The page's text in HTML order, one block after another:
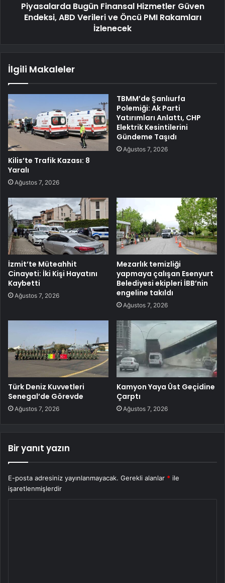
Piyasalarda Bugün Finansal Hizmetler Güven
Endeksi, ABD Verileri ve Öncü PMI Rakamları
İzlenecek
İlgili Makaleler
Kilis’te Trafik Kazası: 8
Yaralı
Ağustos 7, 2026
TBMM’de Şanlıurfa
Polemiği: Ak Parti
Yatırımları Anlattı, CHP
Elektrik Kesintilerini
Gündeme Taşıdı
Ağustos 7, 2026
İzmit’te Müteahhit
Cinayeti: İki Kişi Hayatını
Kaybetti
Ağustos 7, 2026
Mezarlık temizliği
yapmaya çalışan Esenyurt
Belediyesi ekipleri İBB’nin
engeline takıldı
Ağustos 7, 2026
Türk Deniz Kuvvetleri
Senegal’de Görevde
Ağustos 7, 2026
Kamyon Yaya Üst Geçidine
Çarptı
Ağustos 7, 2026
Bir yanıt yazın
E-posta adresiniz yayınlanmayacak. Gerekli alanlar * ile
işaretlenmişlerdir